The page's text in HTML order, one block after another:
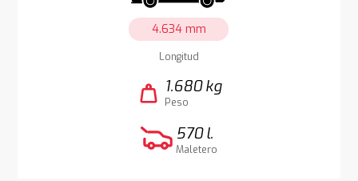
4.634 mm
Longitud
weight 1.680 kg
Peso
570 l.
Maletero